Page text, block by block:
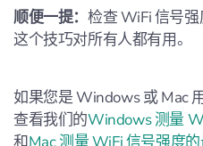
顺便一提： 检查 WiFi 信号
这个技巧对所有人都有用。
如果您是 Windows 或 Mac
查看我们的Windows 测量